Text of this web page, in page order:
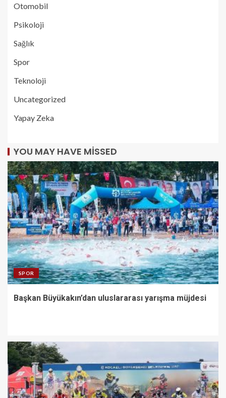
Otomobil
Psikoloji
Sağlık
Spor
Teknoloji
Uncategorized
Yapay Zeka
YOU MAY HAVE MISSED
SPOR
Başkan Büyükakın’dan uluslararası yarışma müjdesi